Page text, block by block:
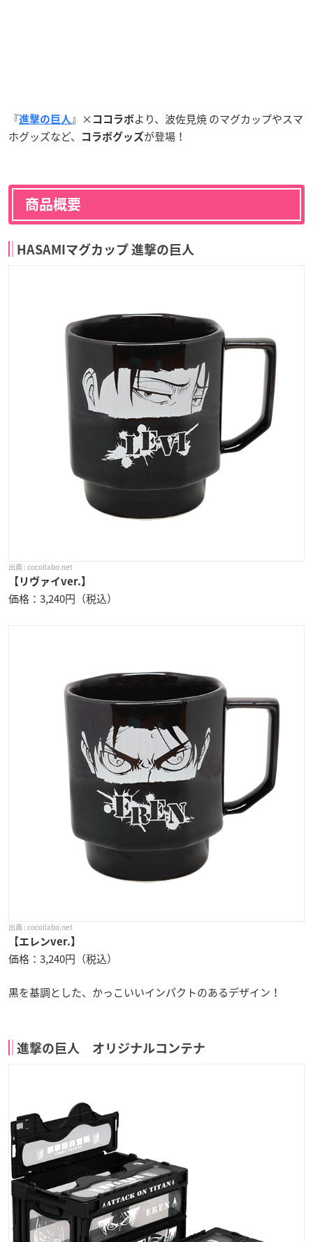
『進撃の巨人 』× ココラボより、波佐見焼 のマグカップやスマ
ホグッズなど、
コラボグッズが登場！
商品概要
HASAMIマグカップ 進撃の巨人
cocollabo.net
【リヴァイver.】
価格：3,240円（税込）
cocollabo.net
【エレンver.】
価格：3,240円（税込）
黒を基調とした、かっこいいインパクトのあるデザイン！
進撃の巨人 オリジナルコンテナ